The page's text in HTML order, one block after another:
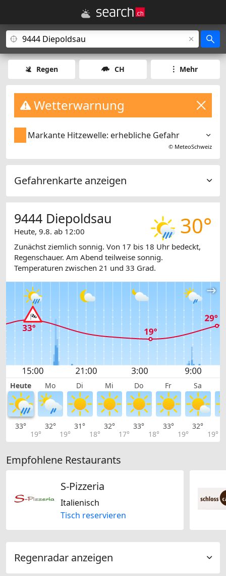
Regen CH Mehr
Wetterwarnung
Markante Hitzewelle: erhebliche Gefahr
© MeteoSchweiz
Gefahrenkarte anzeigen
30°
9444 Diepoldsau
Heute, 9.8. ab 12:00
Zunächst ziemlich sonnig. Von 17 bis 18 Uhr bedeckt,
Regenschauer. Am Abend teilweise sonnig.
Temperaturen zwischen 21 und 33 Grad.
Heute Mo Di Mi Do Fr Sa
33°
19°
32°
19°
31°
18°
32°
17°
33°
18°
33°
19°
32°
19°
Empfohlene Restaurants
S-Pizzeria
Italienisch
Tisch reservieren
Regenradar anzeigen